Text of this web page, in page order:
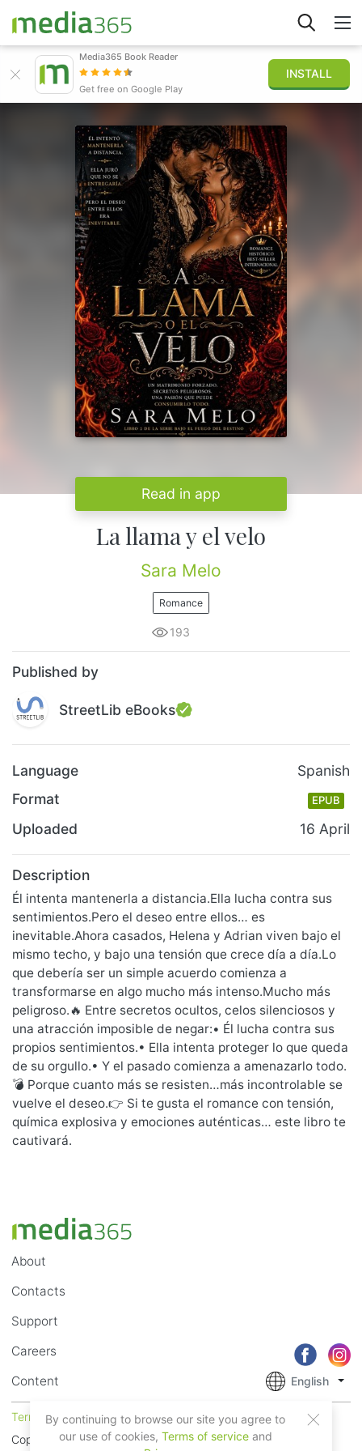
Sign in
Publish
Media365 Book Reader
Get free on Google Play
INSTALL
Read in app
La llama y el velo
Sara Melo
Romance
193
Published by
StreetLib eBooks
Language
Spanish
Format
EPUB
Uploaded 16 April
Description
Él intenta mantenerla a distancia.Ella lucha contra sus
sentimientos.Pero el deseo entre ellos… es
inevitable.Ahora casados, Helena y Adrian viven bajo el
mismo techo, y bajo una tensión que crece día a día.Lo
que debería ser un simple acuerdo comienza a
transformarse en algo mucho más intenso.Mucho más
peligroso.🔥 Entre secretos ocultos, celos silenciosos y
una atracción imposible de negar:• Él lucha contra sus
propios sentimientos.• Ella intenta proteger lo que queda
de su orgullo.• Y el pasado comienza a amenazarlo todo.
💣 Porque cuanto más se resisten…más incontrolable se
vuelve el deseo.👉 Si te gusta el romance con tensión,
química explosiva y emociones auténticas… este libro te
cautivará.
About
Contacts
Support
Careers
Content
English
Terms of Service
Privacy
Copyright © 2018 - 2026 Mobile Systems Ltd. All rights
By continuing to browse our site you agree to
our use of cookies, Terms of serviceand